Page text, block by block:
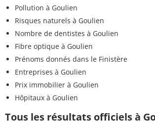
Pollution à Goulien
Risques naturels à Goulien
Nombre de dentistes à Goulien
Fibre optique à Goulien
Prénoms donnés dans le Finistère
Entreprises à Goulien
Prix immobilier à Goulien
Hôpitaux à Goulien
Tous les résultats officiels à